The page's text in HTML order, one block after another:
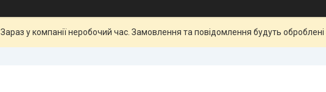
Зараз у компанії неробочий час. Замовлення та повідомлення будуть